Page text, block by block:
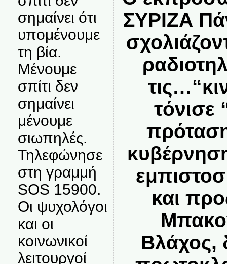
σημαίνει ότι
υπομένουμε
τη βία.
Μένουμε
σπίτι δεν
σημαίνει
μένουμε
σιωπηλές.
Τηλεφώνησε
στη γραμμή
SOS 15900.
Οι ψυχολόγοι
και οι
κοινωνικοί
λειτουργοί
ΣΥΡΙΖΑ
και
Βλάχος,